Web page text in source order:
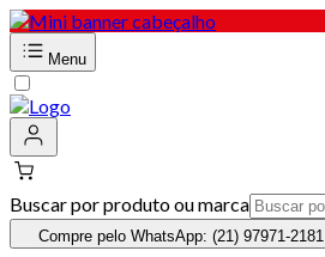
Menu
Buscar por produto ou marca
Compre pelo WhatsApp: (21) 97971-2181